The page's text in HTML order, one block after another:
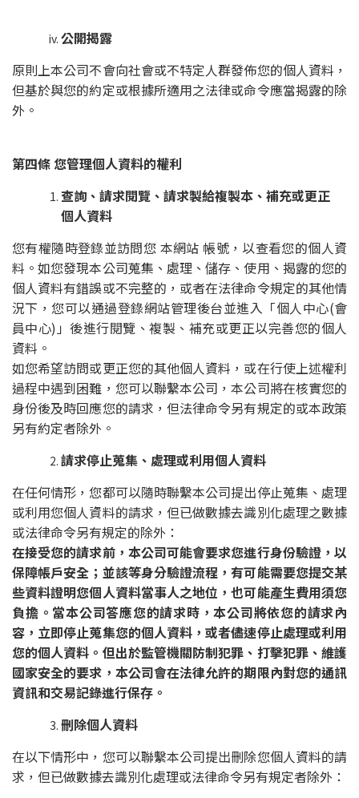
公開揭露
原則上本公司不會向社會或不特定人群發佈您的個人資料，
但基於與您的約定或根據所適用之法律或命令應當揭露的除
外。
第四條 您管理個人資料的權利
查詢、請求閱覽、請求製給複製本、補充或更正
個人資料
您有權隨時登錄並訪問您 本網站 帳號，以查看您的個人資
料。如您發現本公司蒐集、處理、儲存、使用、揭露的您的
個人資料有錯誤或不完整的，或者在法律命令規定的其他情
況下，您可以通過登錄網站管理後台並進入「個人中心(會
員中心)」後進行閱覽、複製、補充或更正以完善您的個人
資料。
如您希望訪問或更正您的其他個人資料，或在行使上述權利
過程中遇到困難，您可以聯繫本公司，本公司將在核實您的
身份後及時回應您的請求，但法律命令另有規定的或本政策
另有約定者除外。
請求停止蒐集、處理或利用個人資料
在任何情形，您都可以隨時聯繫本公司提出停止蒐集、處理
或利用您個人資料的請求，但已做數據去識別化處理之數據
或法律命令另有規定的除外：
在接受您的請求前，本公司可能會要求您進行身份驗證，以
保障帳戶安全；並該等身分驗證流程，有可能需要您提交某
些資料證明您個人資料當事人之地位，也可能產生費用須您
負擔。當本公司答應您的請求時，本公司將依您的請求內
容，立即停止蒐集您的個人資料，或者儘速停止處理或利用
您的個人資料。但出於監管機關防制犯罪、打擊犯罪、維護
國家安全的要求，本公司會在法律允許的期限內對您的通訊
資訊和交易記錄進行保存。
刪除個人資料
在以下情形中，您可以聯繫本公司提出刪除您個人資料的請
求，但已做數據去識別化處理或法律命令另有規定者除外：